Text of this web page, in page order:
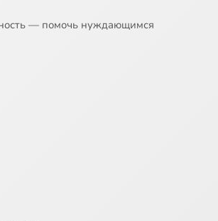
— помочь нуждающимся